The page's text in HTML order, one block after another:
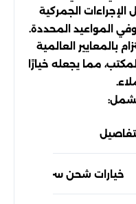
الجمركية
المواعيد المحددة.
بالمعايير العالمية
مما يجعله خيارًا
تشمل:
خيارات شحن سريعة وآمنة